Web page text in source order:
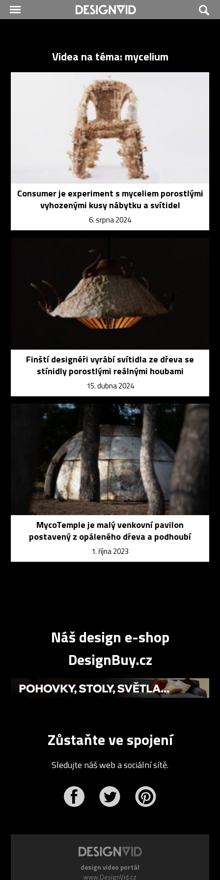
Videa na téma: mycelium
Consumer je experiment s myceliem porostlými
vyhozenými kusy nábytku a svítidel
6. srpna 2024
Finští designéři vyrábí svítidla ze dřeva se
stínidly porostlými reálnými houbami
15. dubna 2024
MycoTemple je malý venkovní pavilon
postavený z opáleného dřeva a podhoubí
1. října 2023
Náš design e-shop
DesignBuy.cz
Zůstaňte ve spojení
Sledujte náš web a sociální sítě.
design video portál
www.DesignVid.cz